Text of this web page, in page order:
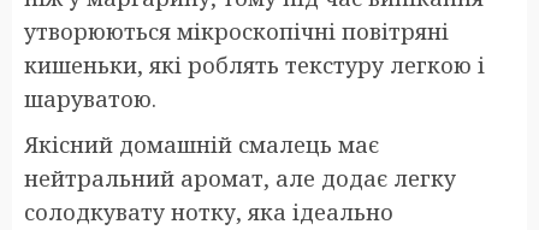
утворюються мікроскопічні повітряні
кишеньки, які роблять текстуру легкою і
шаруватою.
Якісний домашній смалець має
нейтральний аромат, але додає легку
солодкувату нотку, яка ідеально